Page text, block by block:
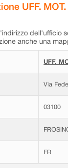
UFF.
dell'ufficio
anche una
UFF.
Via
03100
FR